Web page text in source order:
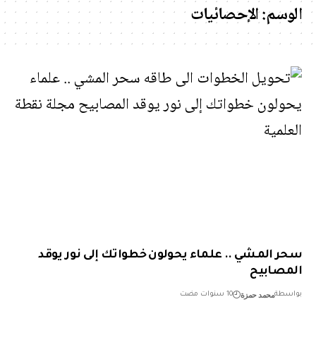
الإحصائيات
المشي .. علماء يحولون خطواتك إلى نور يوقد
محمد حمزة 10 سنوات مضت